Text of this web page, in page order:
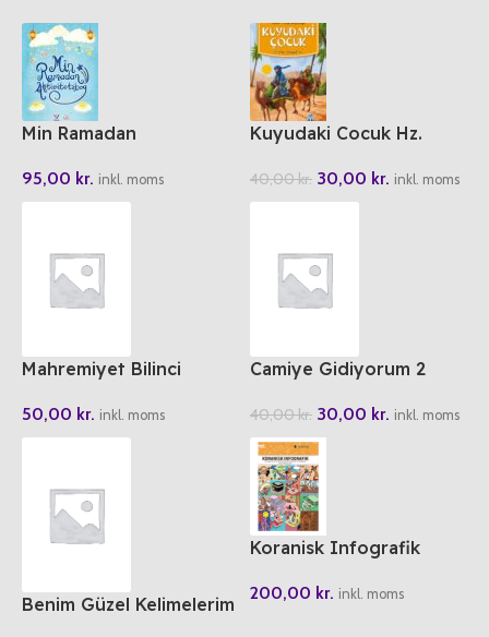
Min Ramadan
95,00 kr. inkl. moms
Kuyudaki Cocuk Hz.
40,00kr. 30,00 kr. inkl. moms
Mahremiyet Bilinci
50,00 kr. inkl. moms
Camiye Gidiyorum 2
40,00kr. 30,00 kr. inkl. moms
Benim Güzel Kelimelerim
Koranisk Infografik
200,00 kr. inkl. moms